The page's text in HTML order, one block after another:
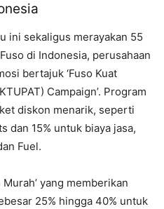
ini sekaligus merayakan 55
di Indonesia, perusahaan
bertajuk ‘Fuso Kuat
Campaign’. Program
diskon menarik, seperti
dan 15% untuk biaya jasa,
Fuel.
yang memberikan
25% hingga 40% untuk